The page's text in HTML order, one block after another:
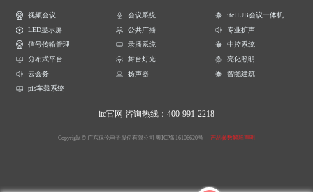
视频会议 会议系统
itcHUB会议一体机
LED显示屏
公共广播
专业扩声
信号传输管理
录播系统
中控系统
分布式平台
舞台灯光
亮化照明
云会务
扬声器
智能建筑
pis车载系统
itc官网 咨询热线：400-991-2218
Copyright © 广东保伦电子股份有限公司 粤ICP备16106620号 产品参数解释声明